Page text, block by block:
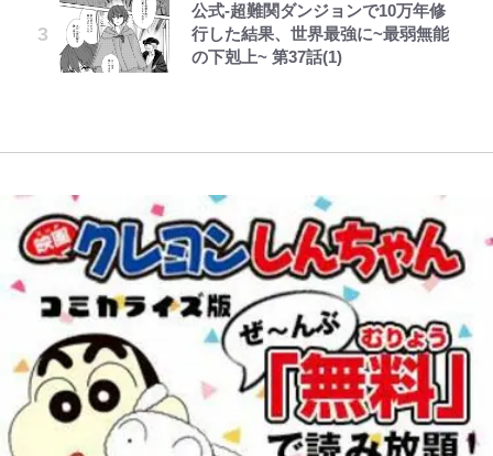
公式-超難関ダンジョンで10万年修
行した結果、世界最強に~最弱無能
の下剋上~ 第37話(1)
手は【Jリーグ開幕｢初めての秋春
制｣の大激論】(4)
1万円超えも「納得のクオリティ」
『この素晴らしい世界に祝福を！』
10万針以上の密度で再現された“め
ボーちゃんの一途な気持ちだゾ
黒木啓司が妻・宮崎麗果にDV報
道、逮捕前にインスタに起きてい
た“異変”…削除していたラブラブ
時間半ハイキング」パノラマ絶景レ
ポ【福島県福島市】
レビュー『仮面家族』悠木シュン・
著
「のりの芝居は観たいと」藤原紀香
が明かす夫・片岡愛之助との関係